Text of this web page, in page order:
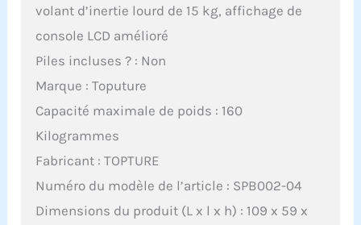
volant d’inertie lourd de 15 kg, affichage de
console LCD amélioré
Piles incluses ? : Non
Marque : Toputure
Capacité maximale de poids : 160
Kilogrammes
Fabricant : TOPTURE
Numéro du modèle de l’article : SPB002-04
Dimensions du produit (L x l x h) : 109 x 59 x